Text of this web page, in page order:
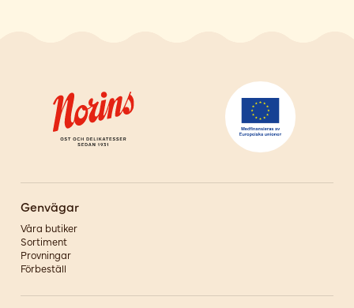
Genvägar
Våra butiker
Sortiment
Provningar
Förbeställ